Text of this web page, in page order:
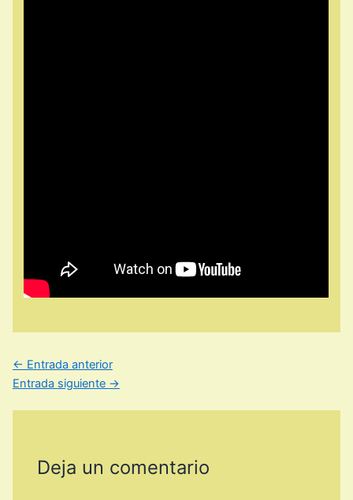
← Entrada anterior
Entrada siguiente →
Deja un comentario